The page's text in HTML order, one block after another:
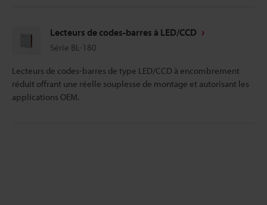
Lecteurs de codes-barres à LED/CCD
Série BL-180
Lecteurs de codes-barres de type LED/CCD à encombrement
réduit offrant une réelle souplesse de montage et autorisant les
applications OEM.